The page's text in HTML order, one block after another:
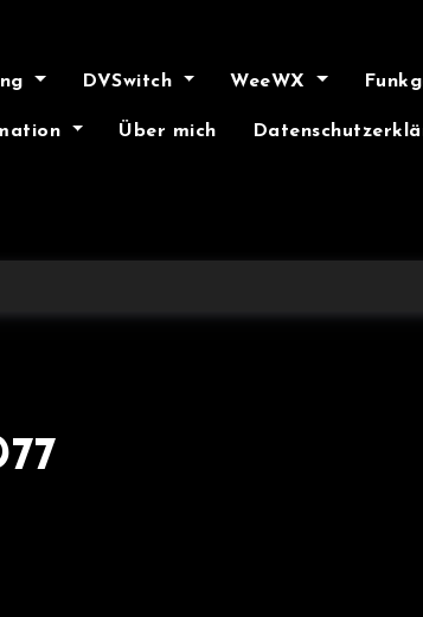
DVSwitch WeeWX
Über mich